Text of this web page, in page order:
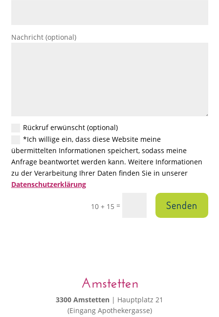
Nachricht (optional)
Rückruf erwünscht (optional)
*Ich willige ein, dass diese Website meine
übermittelten Informationen speichert, sodass meine
Anfrage beantwortet werden kann. Weitere Informationen
zu der Verarbeitung Ihrer Daten finden Sie in unserer
Datenschutzerklärung
10 + 15 = Senden
Amstetten
3300 Amstetten | Hauptplatz 21
(Eingang Apothekergasse)